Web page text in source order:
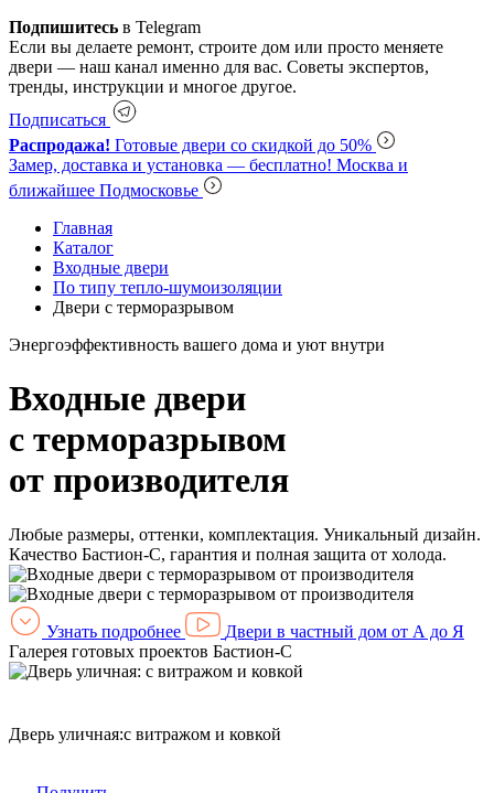
Подпишитесь в Telegram
Если вы делаете ремонт, строите дом или просто меняете
двери — наш канал именно для вас. Советы экспертов,
тренды, инструкции и многое другое.
Подписаться
Распродажа! Готовые двери со скидкой до 50%
Замер, доставка и установка — бесплатно! Москва и
ближайшее Подмосковье
Главная
Каталог
Входные двери
По типу тепло-шумоизоляции
Двери с терморазрывом
Энергоэффективность вашего дома и уют внутри
Входные двери
с терморазрывом
от производителя
Любые размеры, оттенки, комплектация. Уникальный дизайн.
Качество Бастион-С, гарантия и полная защита от холода.
Узнать подробнее
Двери в частный дом от А до Я
Галерея готовых проектов Бастион-С
Дверь уличная:с витражом и ковкой